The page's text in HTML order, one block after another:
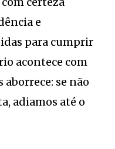
e
para cumprir
acontece com
se não
adiamos até o